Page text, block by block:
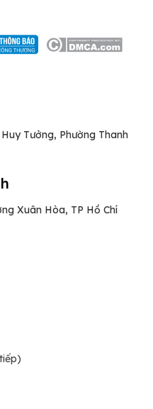
Tưởng, Phường Thanh
Xuân Hòa, TP Hồ Chí